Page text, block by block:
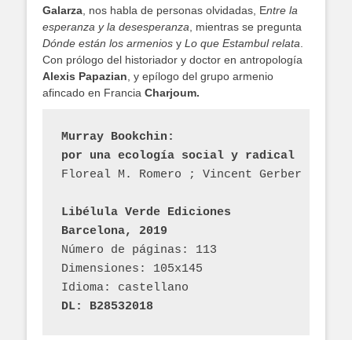
Galarza, nos habla de personas olvidadas, Entre la
esperanza y la desesperanza, mientras se pregunta
Dónde están los armenios y Lo que Estambul relata.
Con prólogo del historiador y doctor en antropología
Alexis Papazian, y epílogo del grupo armenio
afincado en Francia Charjoum.
Murray Bookchin:
por una ecología social y radical
Floreal M. Romero ; Vincent Gerber
Libélula Verde Ediciones
Barcelona, 2019
Número de páginas: 113
Dimensiones: 105x145
Idioma: castellano
DL: B28532018